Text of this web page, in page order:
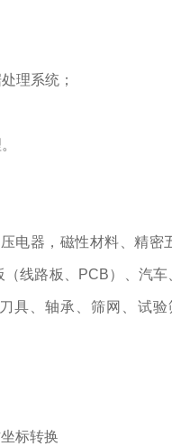
理系统；
电器，磁性材料、精
线路板、PCB）、汽车
、轴承、筛网、试验
转换